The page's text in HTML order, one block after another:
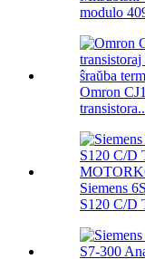
modulo
Omron
Siemens
S120 C/D